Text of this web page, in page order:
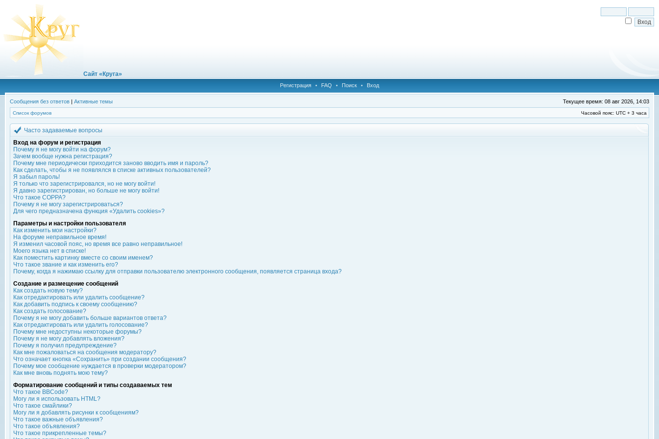
Сайт «Круга»
Регистрация • FAQ • Поиск • Вход
Сообщения без ответов | Активные темы Текущее время: 08 авг 2026, 14:03
Список форумов Часовой пояс: UTC + 3 часа
Часто задаваемые вопросы
Вход на форум и регистрация
Почему я не могу войти на форум?
Зачем вообще нужна регистрация?
Почему мне периодически приходится заново вводить имя и пароль?
Как сделать, чтобы я не появлялся в списке активных пользователей?
Я забыл пароль!
Я только что зарегистрировался, но не могу войти!
Я давно зарегистрирован, но больше не могу войти!
Что такое COPPA?
Почему я не могу зарегистрироваться?
Для чего предназначена функция «Удалить cookies»?
Параметры и настройки пользователя
Как изменить мои настройки?
На форуме неправильное время!
Я изменил часовой пояс, но время все равно неправильное!
Моего языка нет в списке!
Как поместить картинку вместе со своим именем?
Что такое звание и как изменить его?
Почему, когда я нажимаю ссылку для отправки пользователю электронного сообщения, появляется страница входа?
Создание и размещение сообщений
Как создать новую тему?
Как отредактировать или удалить сообщение?
Как добавить подпись к своему сообщению?
Как создать голосование?
Почему я не могу добавить больше вариантов ответа?
Как отредактировать или удалить голосование?
Почему мне недоступны некоторые форумы?
Почему я не могу добавлять вложения?
Почему я получил предупреждение?
Как мне пожаловаться на сообщения модератору?
Что означает кнопка «Сохранить» при создании сообщения?
Почему мое сообщение нуждается в проверки модератором?
Как мне вновь поднять мою тему?
Форматирование сообщений и типы создаваемых тем
Что такое BBCode?
Могу ли я использовать HTML?
Что такое смайлики?
Могу ли я добавлять рисунки к сообщениям?
Что такое важные объявления?
Что такое объявления?
Что такое прикрепленные темы?